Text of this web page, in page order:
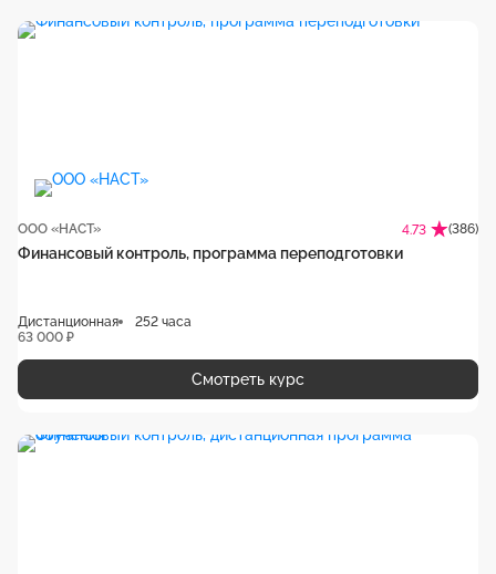
ООО «НАСТ» 4.73 (386)
Финансовый контроль, программа переподготовки
Дистанционная
252 часа
63 000 ₽
Смотреть курс